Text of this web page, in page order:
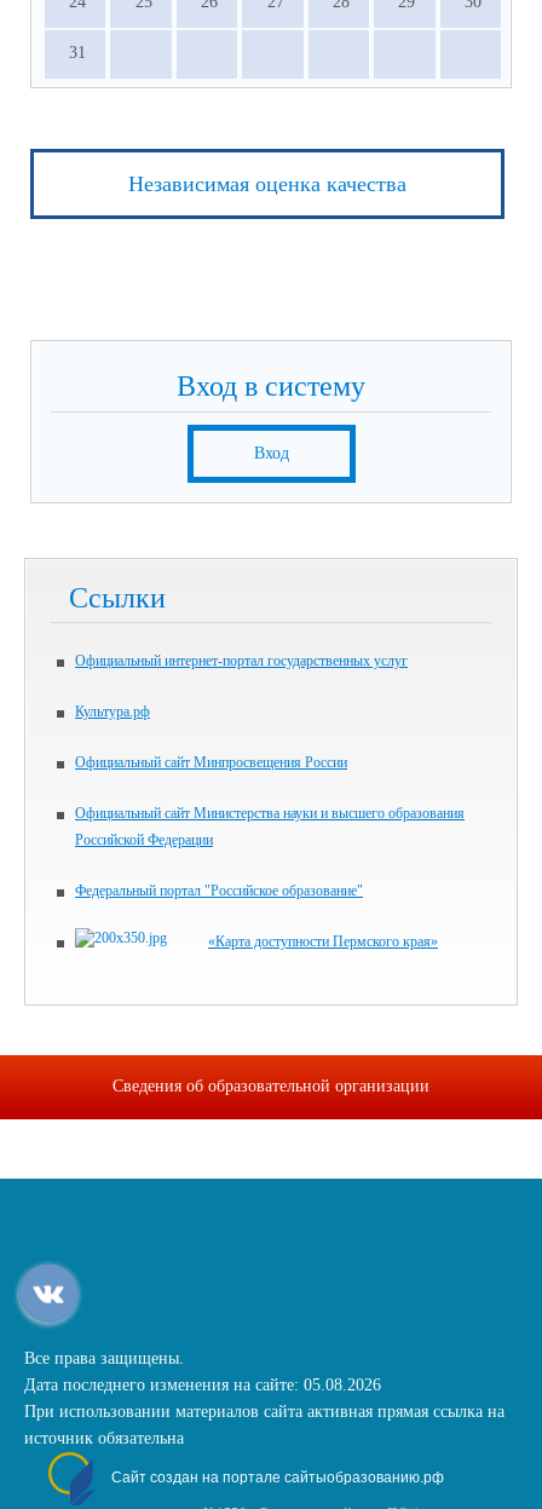
31
Независимая оценка качества
Вход в систему
Вход
Ссылки
Официальный интернет-портал государственных услуг
Культура.рф
Официальный сайт Минпросвещения России
Официальный сайт Министерства науки и высшего образования
Российской Федерации
Федеральный портал "Российское образование"
«Карта доступности Пермского края»
Сведения об образовательной организации
Все права защищены.
Дата последнего изменения на сайте: 05.08.2026
При использовании материалов сайта активная прямая ссылка на
источник обязательна
Сайт создан на портале сайтыобразованию.рф